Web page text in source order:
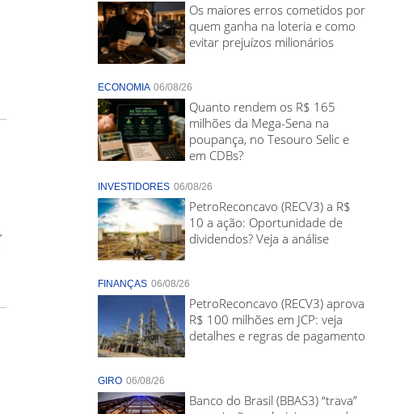
Os maiores erros cometidos por
quem ganha na loteria e como
evitar prejuízos milionários
ECONOMIA 06/08/26
Quanto rendem os R$ 165
milhões da Mega-Sena na
poupança, no Tesouro Selic e
em CDBs?
INVESTIDORES 06/08/26
PetroReconcavo (RECV3) a R$
10 a ação: Oportunidade de
dividendos? Veja a análise
FINANÇAS 06/08/26
PetroReconcavo (RECV3) aprova
R$ 100 milhões em JCP: veja
detalhes e regras de pagamento
GIRO 06/08/26
Banco do Brasil (BBAS3) “trava”